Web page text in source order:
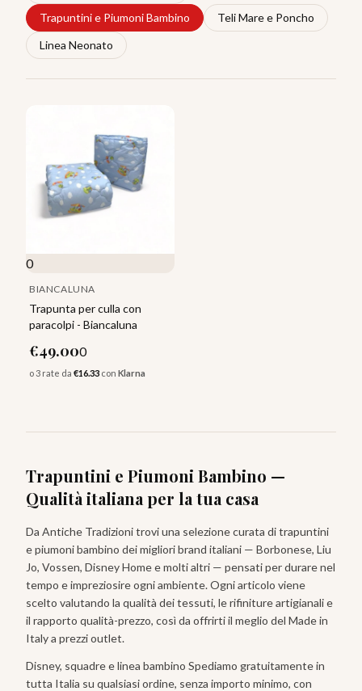
Trapuntini e Piumoni Bambino
Teli Mare e Poncho
Linea Neonato
0
BIANCALUNA
Trapunta per culla con
paracolpi - Biancaluna
€49.000
o 3 rate da €16.33 con Klarna
Trapuntini e Piumoni Bambino —
Qualità italiana per la tua casa
Da Antiche Tradizioni trovi una selezione curata ditrapuntini
e piumoni bambino dei migliori brand italiani — Borbonese, Liu
Jo, Vossen, Disney Home e molti altri — pensati per durare nel
tempo e impreziosire ogni ambiente. Ogni articolo viene
scelto valutando la qualità dei tessuti, le rifiniture artigianali e
il rapporto qualità-prezzo, così da offrirti il meglio del Made in
Italy a prezzi outlet.
Disney, squadre e linea bambino Spediamo gratuitamente in
tutta Italia su qualsiasi ordine, senza importo minimo, con